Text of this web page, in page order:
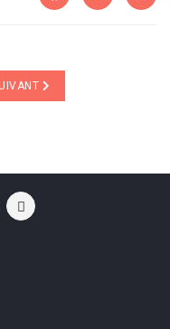
LA BATTERIE DE L'AN 2000
SUIVANT : CULTIVER